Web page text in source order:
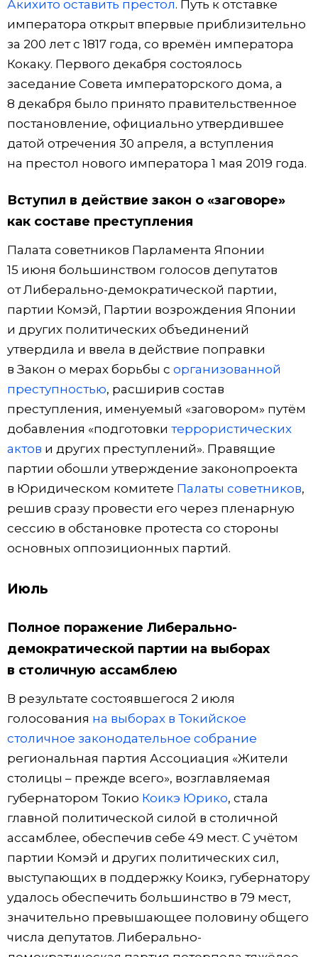
Акихито оставить престол. Путь к отставке
императора открыт впервые приблизительно
за 200 лет с 1817 года, со времён императора
Кокаку. Первого декабря состоялось
заседание Совета императорского дома, а
8 декабря было принято правительственное
постановление, официально утвердившее
датой отречения 30 апреля, а вступления
на престол нового императора 1 мая 2019 года.
Вступил в действие закон о «заговоре»
как составе преступления
Палата советников Парламента Японии
15 июня большинством голосов депутатов
от Либерально-демократической партии,
партии Комэй, Партии возрождения Японии
и других политических объединений
утвердила и ввела в действие поправки
в Закон о мерах борьбы с организованной
преступностью, расширив состав
преступления, именуемый «заговором» путём
добавления «подготовки террористических
актов и других преступлений». Правящие
партии обошли утверждение законопроекта
в Юридическом комитете Палаты советников,
решив сразу провести его через пленарную
сессию в обстановке протеста со стороны
основных оппозиционных партий.
Июль
Полное поражение Либерально-
демократической партии на выборах
в столичную ассамблею
В результате состоявшегося 2 июля
голосования на выборах в Токийское
столичное законодательное собрание
региональная партия Ассоциация «Жители
столицы – прежде всего», возглавляемая
губернатором Токио Коикэ Юрико, стала
главной политической силой в столичной
ассамблее, обеспечив себе 49 мест. С учётом
партии Комэй и других политических сил,
выступающих в поддержку Коикэ, губернатору
удалось обеспечить большинство в 79 мест,
значительно превышающее половину общего
числа депутатов. Либерально-